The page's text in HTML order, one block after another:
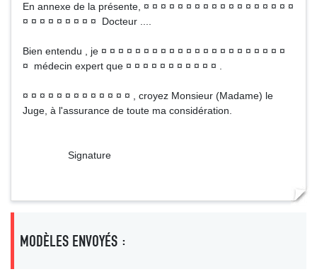
En annexe de la présente, ¤ ¤ ¤ ¤ ¤ ¤ ¤ ¤ ¤ ¤ ¤ ¤ ¤ ¤ ¤ ¤ ¤ ¤
¤ ¤ ¤ ¤ ¤ ¤ ¤ ¤ ¤ Docteur ....
Bien entendu , je ¤ ¤ ¤ ¤ ¤ ¤ ¤ ¤ ¤ ¤ ¤ ¤ ¤ ¤ ¤ ¤ ¤ ¤ ¤ ¤ ¤ ¤
¤ médecin expert que ¤ ¤ ¤ ¤ ¤ ¤ ¤ ¤ ¤ ¤ ¤ .
¤ ¤ ¤ ¤ ¤ ¤ ¤ ¤ ¤ ¤ ¤ ¤ ¤ , croyez Monsieur (Madame) le
Juge, à l'assurance de toute ma considération.
Signature
MODÈLES ENVOYÉS :